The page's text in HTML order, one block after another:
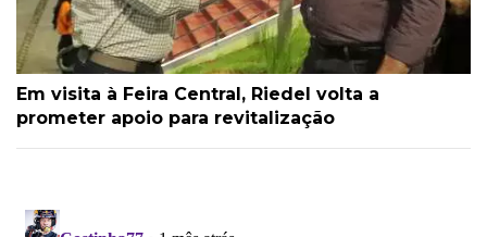
Em visita à Feira Central, Riedel volta a
prometer apoio para revitalização